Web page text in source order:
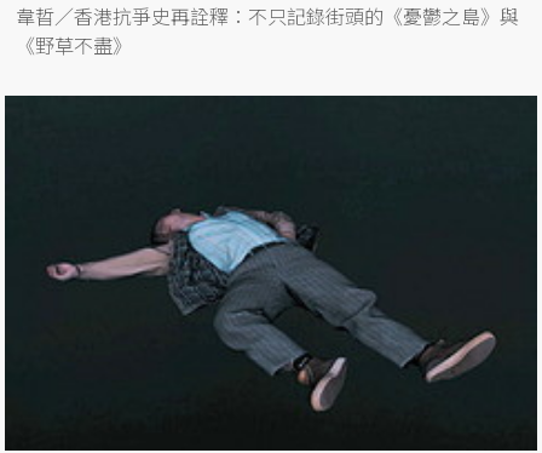
韋晢／香港抗爭史再詮釋：不只記錄街頭的《憂鬱之島》與
《野草不盡》